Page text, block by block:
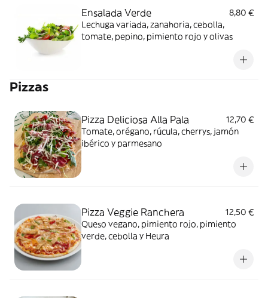
Ensalada Verde
8,80 €
Lechuga variada, zanahoria, cebolla,
tomate, pepino, pimiento rojo y olivas
Pizzas
Pizza Deliciosa Alla Pala
12,70 €
Tomate, orégano, rúcula, cherrys, jamón
ibérico y parmesano
Pizza Veggie Ranchera
12,50 €
Queso vegano, pimiento rojo, pimiento
verde, cebolla y Heura